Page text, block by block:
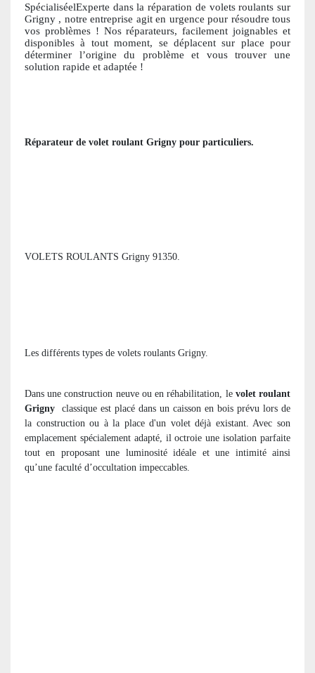
SpécialiséelExperte dans la réparation de volets roulants sur
Grigny , notre entreprise agit en urgence pour résoudre tous
vos problèmes ! Nos réparateurs, facilement joignables et
disponibles à tout moment, se déplacent sur place pour
déterminer l’origine du problème et vous trouver une
solution rapide et adaptée !
Réparateur de volet roulant Grigny pour particuliers.
VOLETS ROULANTS Grigny 91350.
Les différents types de volets roulants Grigny.
Dans une construction neuve ou en réhabilitation, le volet roulant
Grigny
classique est placé dans un caisson en bois prévu lors de
la construction ou à la place d'un volet déjà existant. Avec son
emplacement spécialement adapté, il octroie une isolation parfaite
tout en proposant une luminosité idéale et une intimité ainsi
qu’une faculté d’occultation impeccables.